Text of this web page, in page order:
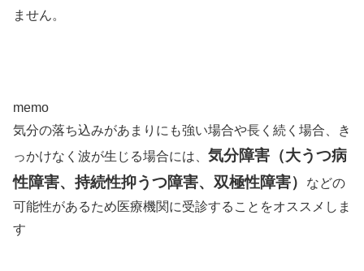
ません。
memo
気分の落ち込みがあまりにも強い場合や長く続く場合、き
っかけなく波が生じる場合には、 気分障害（大うつ病
性障害、持続性抑うつ障害、双極性障害）
などの
可能性があるため医療機関に受診することをオススメしま
す